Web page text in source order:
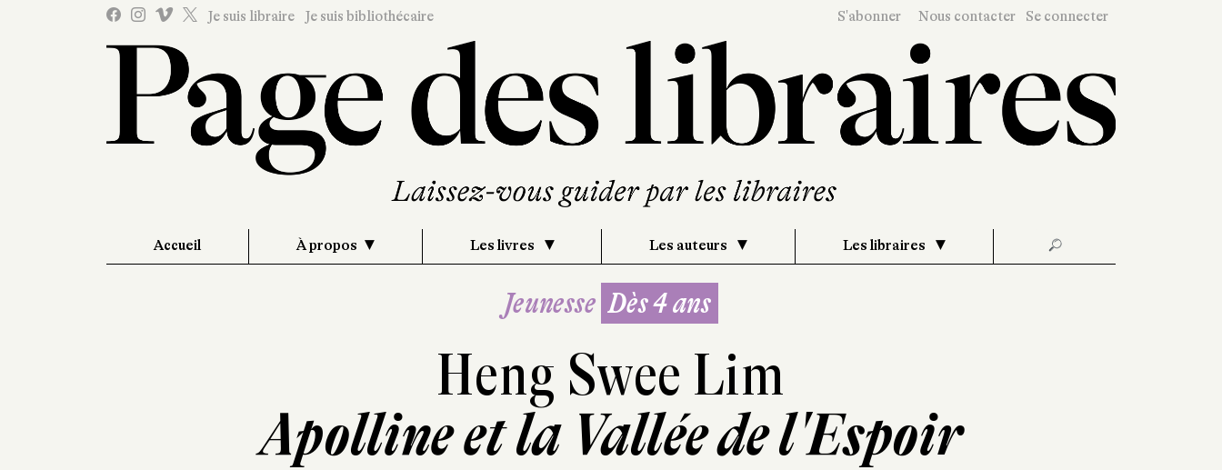
Je suis libraire Je suis bibliothécaire S'abonner Nous contacter Se connecter
Accueil À propos Les livres Les auteurs Les libraires 🔎
Jeunesse Dès 4 ans
Heng Swee Lim
Apolline et la Vallée de l'Espoir